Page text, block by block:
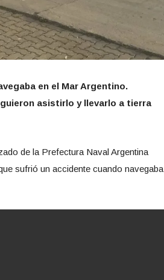
en el Mar Argentino.
asistirlo y llevarlo a tierra
de la Prefectura Naval Argentina
sufrió un accidente cuando navegaba